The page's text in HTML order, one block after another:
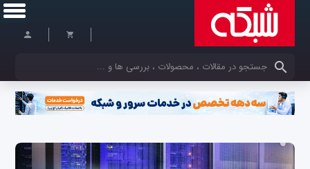
کلمات کلیدی خود را وارد کنید